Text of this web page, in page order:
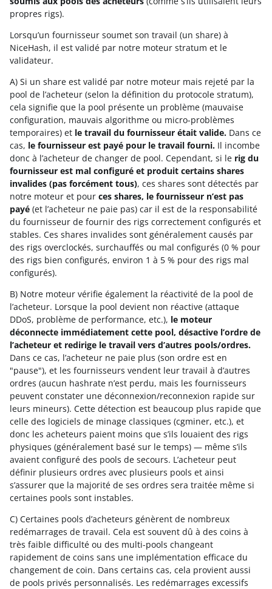
propres rigs).
Lorsqu’un fournisseur soumet son travail (un share) à
NiceHash, il est validé par notre moteur stratum et le
validateur.
A) Si un share est validé par notre moteur mais rejeté par la
pool de l’acheteur (selon la définition du protocole stratum),
cela signifie que la pool présente un problème (mauvaise
configuration, mauvais algorithme ou micro-problèmes
temporaires) et le travail du fournisseur était valide. Dans ce
cas, le fournisseur est payé pour le travail fourni. Il incombe
donc à l’acheteur de changer de pool. Cependant, si le rig du
fournisseur est mal configuré et produit certains shares
invalides (pas forcément tous), ces shares sont détectés par
notre moteur et pour ces shares, le fournisseur n’est pas
payé (et l’acheteur ne paie pas) car il est de la responsabilité
du fournisseur de fournir des rigs correctement configurés et
stables. Ces shares invalides sont généralement causés par
des rigs overclockés, surchauffés ou mal configurés (0 % pour
des rigs bien configurés, environ 1 à 5 % pour des rigs mal
configurés).
B) Notre moteur vérifie également la réactivité de la pool de
l’acheteur. Lorsque la pool devient non réactive (attaque
DDoS, problème de performance, etc.), le moteur
déconnecte immédiatement cette pool, désactive l’ordre de
l’acheteur et redirige le travail vers d’autres pools/ordres.
Dans ce cas, l’acheteur ne paie plus (son ordre est en
"pause"), et les fournisseurs vendent leur travail à d’autres
ordres (aucun hashrate n’est perdu, mais les fournisseurs
peuvent constater une déconnexion/reconnexion rapide sur
leurs mineurs). Cette détection est beaucoup plus rapide que
celle des logiciels de minage classiques (cgminer, etc.), et
donc les acheteurs paient moins que s’ils louaient des rigs
physiques (généralement basé sur le temps) — même s’ils
avaient configuré des pools de secours. L’acheteur peut
définir plusieurs ordres avec plusieurs pools et ainsi
s’assurer que la majorité de ses ordres sera traitée même si
certaines pools sont instables.
C) Certaines pools d’acheteurs génèrent de nombreux
redémarrages de travail. Cela est souvent dû à des coins à
très faible difficulté ou des multi-pools changeant
rapidement de coins sans une implémentation efficace du
changement de coin. Dans certains cas, cela provient aussi
de pools privés personnalisés. Les redémarrages excessifs